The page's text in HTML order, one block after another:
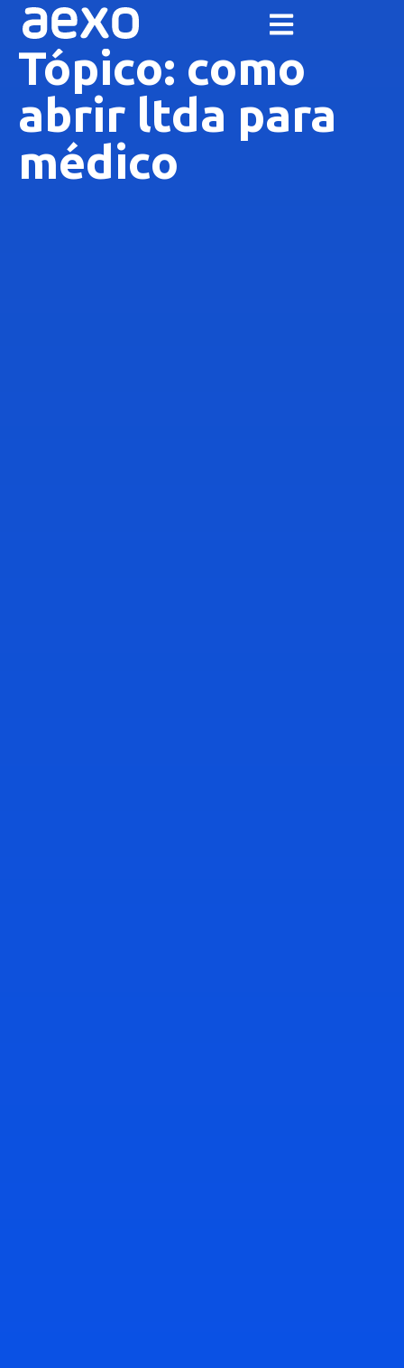
Tópico: como
abrir ltda para
médico